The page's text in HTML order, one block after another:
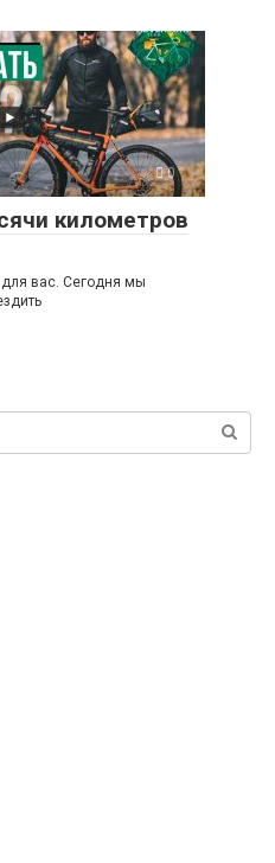
0
километров
вас. Сегодня мы